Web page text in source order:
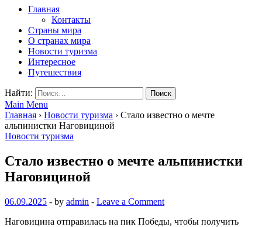
Туристические новости
Главная
Контакты
Страны мира
О странах мира
Новости туризма
Интересное
Путешествия
Найти:
Main Menu
Главная › Новости туризма › Стало известно о мечте
альпинистки Наговициной
Новости туризма
Стало известно о мечте альпинистки
Наговициной
06.09.2025 - by admin - Leave a Comment
Наговицина отправилась на пик Победы, чтобы получить